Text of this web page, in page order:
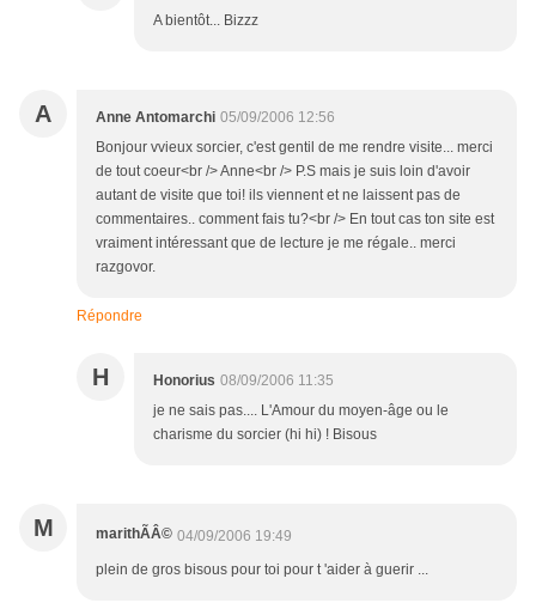
A bientôt... Bizzz
A Anne Antomarchi 05/09/2006 12:56
Bonjour vvieux sorcier, c'est gentil de me rendre visite... merci
de tout coeur<br /> Anne<br /> P.S mais je suis loin d'avoir
autant de visite que toi! ils viennent et ne laissent pas de
commentaires.. comment fais tu?<br /> En tout cas ton site est
vraiment intéressant que de lecture je me régale.. merci
razgovor.
Répondre
H Honorius 08/09/2006 11:35
je ne sais pas.... L'Amour du moyen-âge ou le
charisme du sorcier (hi hi) ! Bisous
M marithÃÂ© 04/09/2006 19:49
plein de gros bisous pour toi pour t 'aider à guerir ...